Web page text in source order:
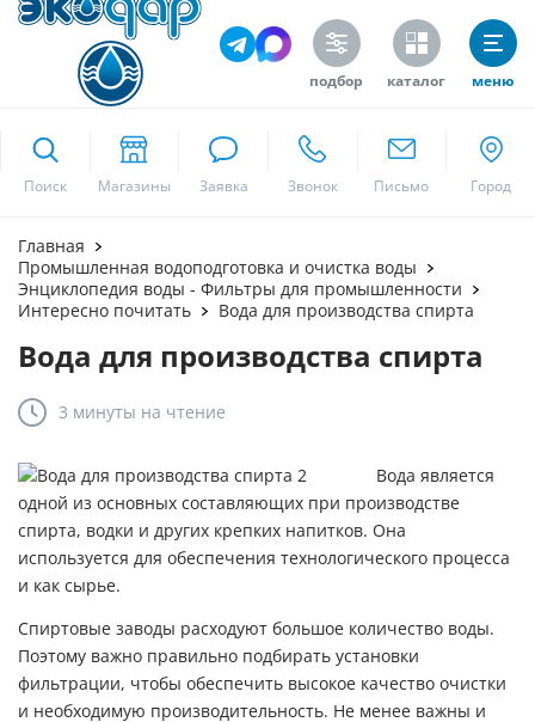
подбор каталог меню
Поиск
Главная
Промышленная водоподготовка и очистка воды
Энциклопедия воды - Фильтры для промышленности
Интересно почитать
Вода для производства спирта
Вода для производства спирта
3 минуты на чтение
Вода является
одной из основных составляющих при производстве
спирта, водки и других крепких напитков. Она
используется для обеспечения технологического процесса
и как сырье.
Спиртовые заводы расходуют большое количество воды.
Поэтому важно правильно подбирать установки
фильтрации, чтобы обеспечить высокое качество очистки
и необходимую производительность. Не менее важны и